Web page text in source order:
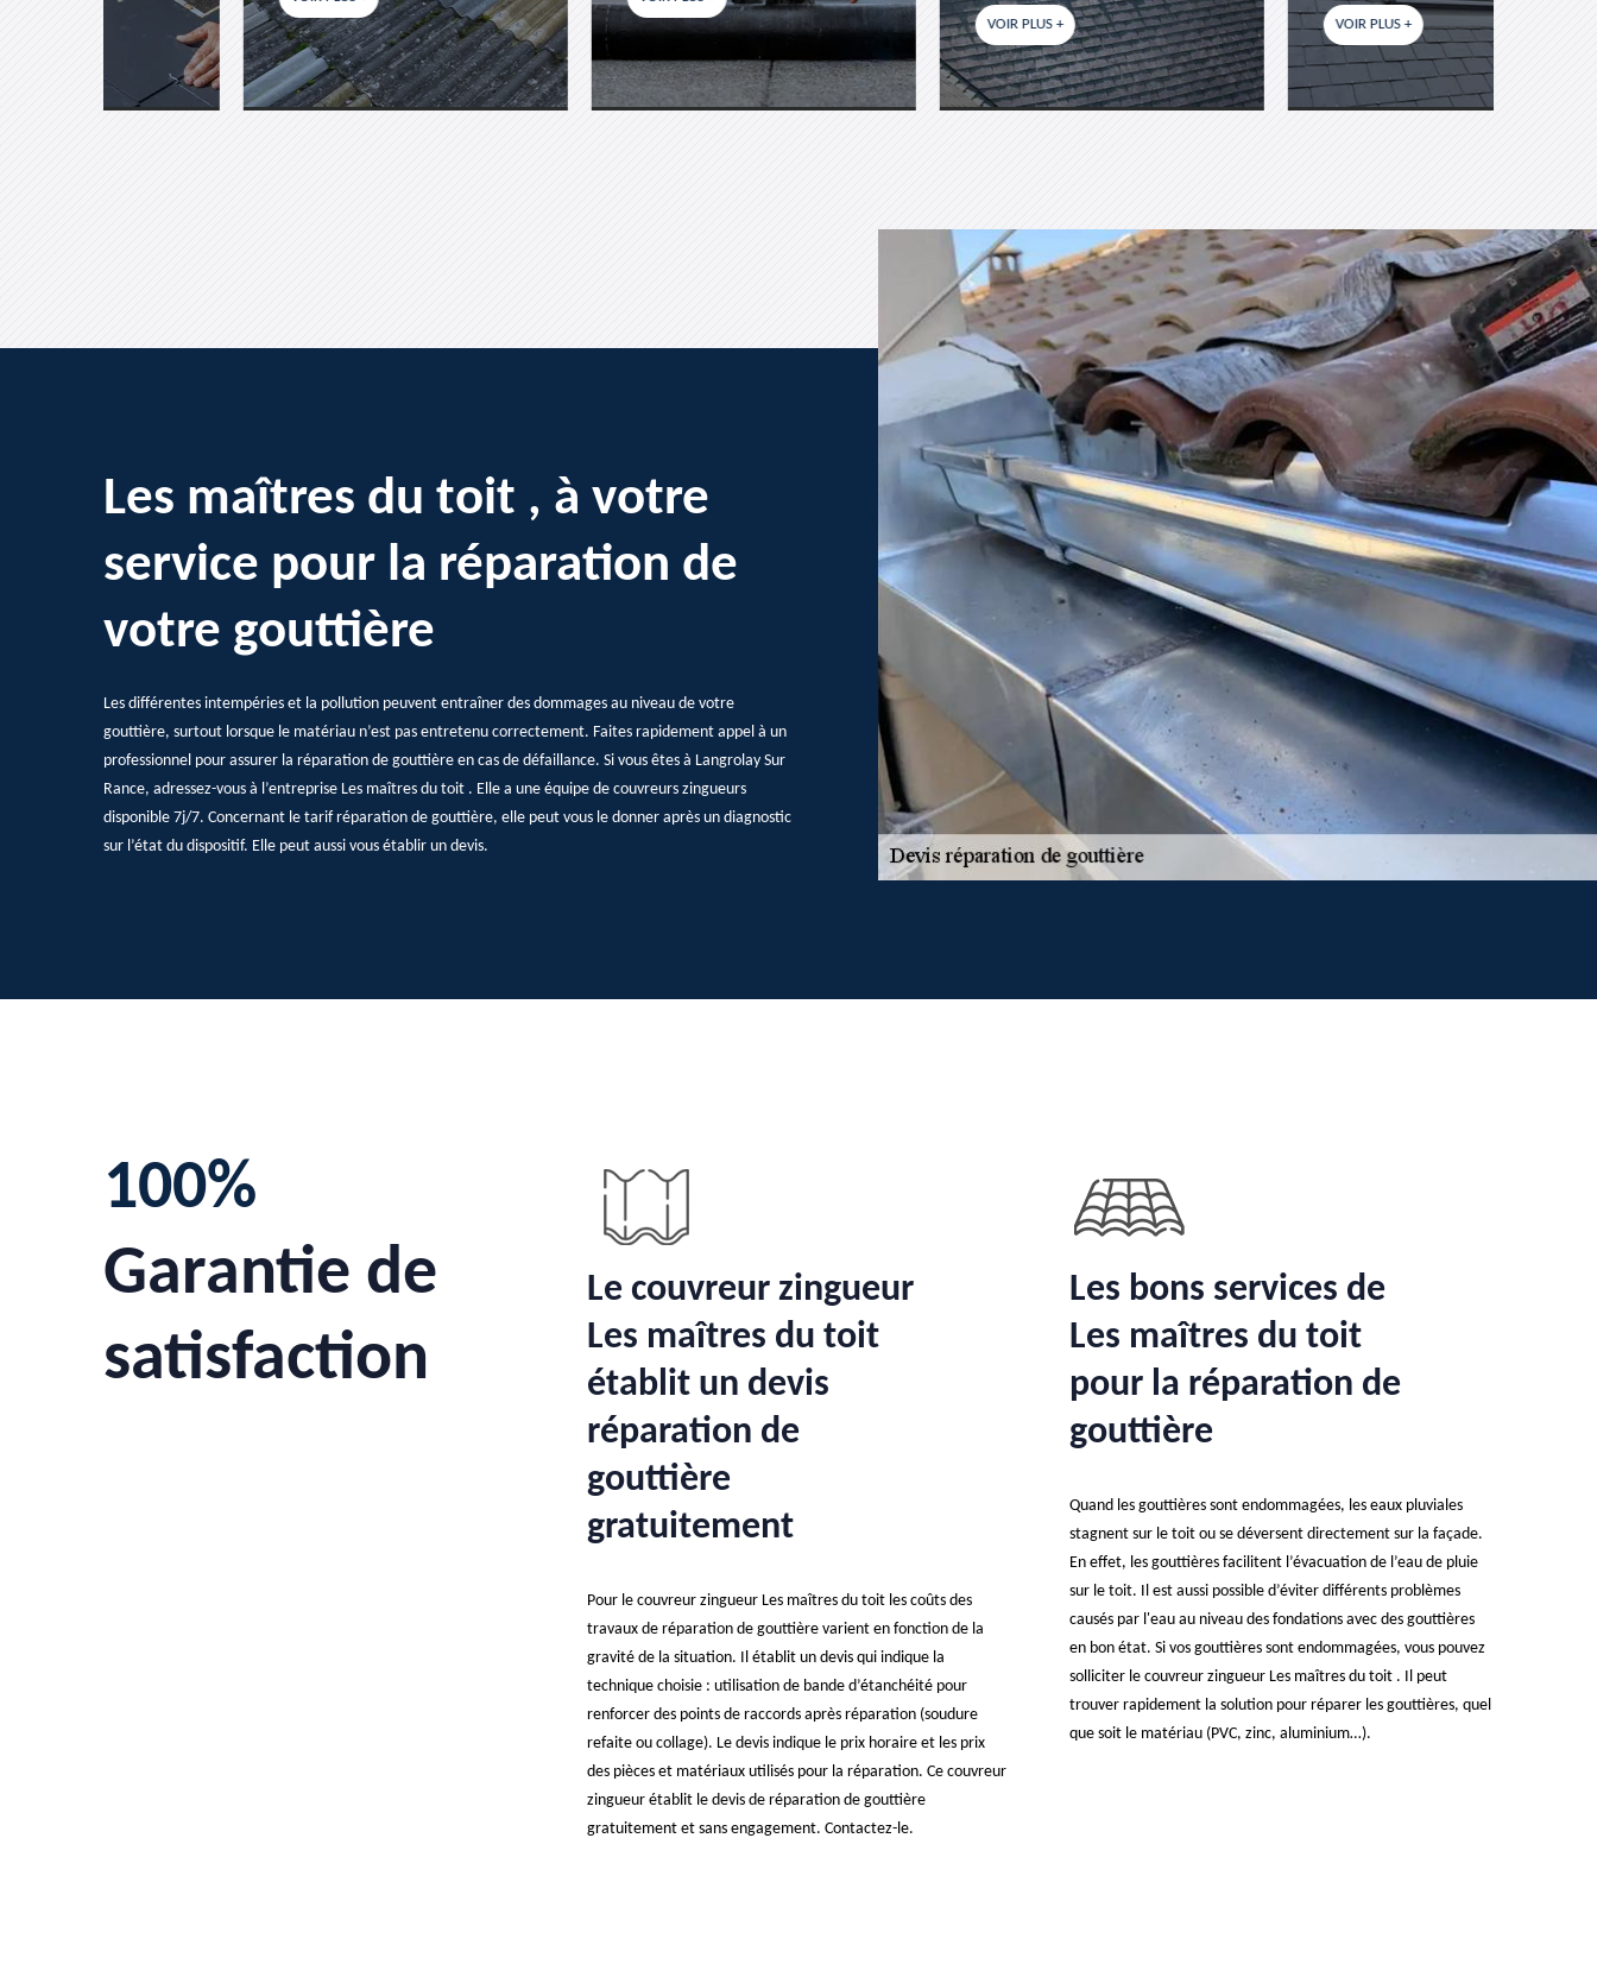
VOIR PLUS + VOIR PLUS +
Les maîtres du toit , à votre
service pour la réparation de
votre gouttière
Les différentes intempéries et la pollution peuvent entraîner des dommages au niveau de votre
gouttière, surtout lorsque le matériau n’est pas entretenu correctement. Faites rapidement appel à un
professionnel pour assurer la réparation de gouttière en cas de défaillance. Si vous êtes à Langrolay Sur
Rance, adressez-vous à l’entreprise Les maîtres du toit . Elle a une équipe de couvreurs zingueurs
disponible 7j/7. Concernant le tarif réparation de gouttière, elle peut vous le donner après un diagnostic
sur l’état du dispositif. Elle peut aussi vous établir un devis.
100%
Garantie de
satisfaction
Le couvreur zingueur
Les maîtres du toit
établit un devis
réparation de
gouttière
gratuitement
Pour le couvreur zingueur Les maîtres du toit les coûts des
travaux de réparation de gouttière varient en fonction de la
gravité de la situation. Il établit un devis qui indique la
technique choisie : utilisation de bande d’étanchéité pour
renforcer des points de raccords après réparation (soudure
refaite ou collage). Le devis indique le prix horaire et les prix
des pièces et matériaux utilisés pour la réparation. Ce couvreur
zingueur établit le devis de réparation de gouttière
gratuitement et sans engagement. Contactez-le.
Les bons services de
Les maîtres du toit
pour la réparation de
gouttière
Quand les gouttières sont endommagées, les eaux pluviales
stagnent sur le toit ou se déversent directement sur la façade.
En effet, les gouttières facilitent l’évacuation de l’eau de pluie
sur le toit. Il est aussi possible d’éviter différents problèmes
causés par l'eau au niveau des fondations avec des gouttières
en bon état. Si vos gouttières sont endommagées, vous pouvez
solliciter le couvreur zingueur Les maîtres du toit . Il peut
trouver rapidement la solution pour réparer les gouttières, quel
que soit le matériau (PVC, zinc, aluminium…).